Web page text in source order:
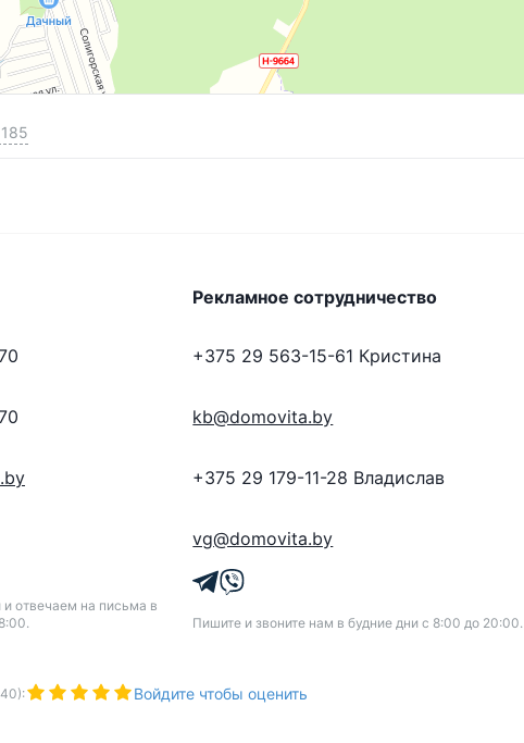
185
отвечаем на письма в
Рекламное сотрудничество
+375 29 563-15-61 Кристина
kb@domovita.by
+375 29 179-11-28 Владислав
vg@domovita.by
Пишите и звоните нам в будние дни с 8:00 до 20:00.
): Войдите чтобы оценить